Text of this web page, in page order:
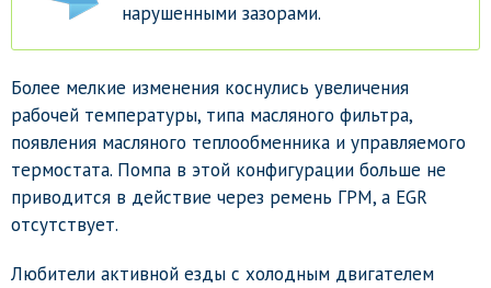
нарушенными зазорами.
Более мелкие изменения коснулись увеличения
рабочей температуры, типа масляного фильтра,
появления масляного теплообменника и управляемого
термостата. Помпа в этой конфигурации больше не
приводится в действие через ремень ГРМ, а EGR
отсутствует.
Любители активной езды с холодным двигателем